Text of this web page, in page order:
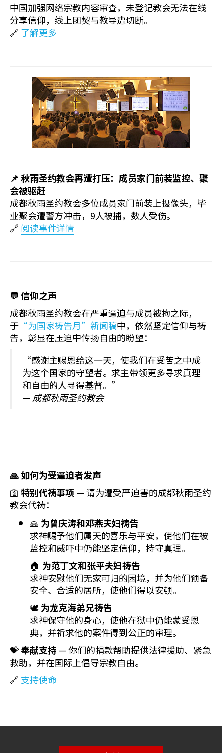
中国加强网络宗教内容审查，未登记教会无法在线
分享信仰，线上团契与教导遭切断。
🔗 了解更多
📌秋雨圣约教会再遭打压：成员家门前装监控、聚
会被驱赶
成都秋雨圣约教会多位成员家门前装上摄像头，毕
业聚会遭警方冲击，9人被捕，数人受伤。
🔗 阅读事件详情
💬 信仰之声
成都秋雨圣约教会在严重逼迫与成员被拘之际，
于 “为国家祷告月”新闻稿中，依然坚定信仰与祷
告，彰显在压迫中传扬自由的盼望：
“感谢主赐恩给这一天，使我们在受苦之中成
为这个国家的守望者。求主带领更多寻求真理
和自由的人寻得基督。”
— 成都秋雨圣约教会
🙏 如何为受逼迫者发声
🛐 特别代祷事项— 请为遭受严迫害的成都秋雨圣约
教会代祷：
🙏 为曾庆涛和邓燕夫妇祷告
求神赐予他们属天的喜乐与平安，使他们在被
监控和威吓中仍能坚定信仰，持守真理。
🏠 为范丁文和张平夫妇祷告
求神安慰他们无家可归的困境，并为他们预备
安全、合适的居所，使他们得以安顿。
🕊️为龙克海弟兄祷告
求神保守他的身心，使他在狱中仍能蒙受恩
典，并祈求他的案件得到公正的审理。
💝奉献支持— 你们的捐款帮助提供法律援助、紧急
救助，并在国际上倡导宗教自由。
🔗 支持使命